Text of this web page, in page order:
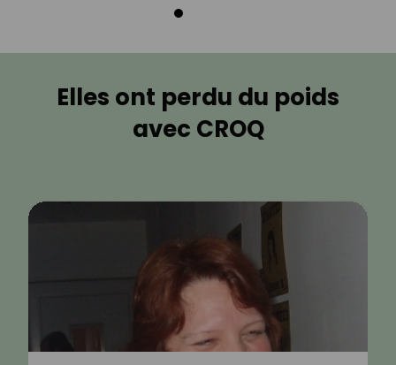
Elles ont perdu du poids
avec CROQ